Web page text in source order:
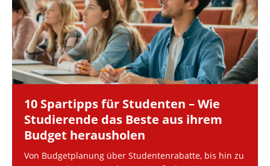
10 Spartipps für Studenten – Wie
Studierende das Beste aus ihrem
Budget herausholen
Von Budgetplanung über Studentenrabatte, bis hin zu